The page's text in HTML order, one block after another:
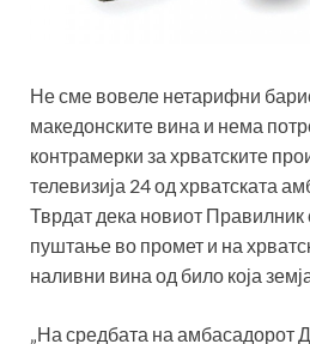
Не сме вовеле нетарифни
македонските вина и нема
контрамерки за хрватските
телевизија 24 од хрватската
Тврдат дека новиот Правилник
пуштање во промет и на
наливни вина од било која
„На средбата на амбасадорот